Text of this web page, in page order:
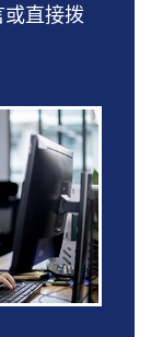
或直接拨